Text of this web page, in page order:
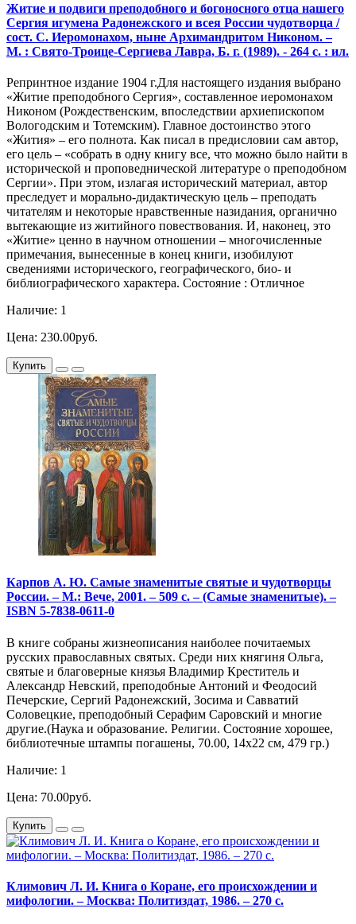
Житие и подвиги преподобного и богоносного отца нашего
Сергия игумена Радонежского и всея России чудотворца /
сост. С. Иеромонахом, ныне Архимандритом Никоном. –
М. : Свято-Троице-Сергиева Лавра, Б. г. (1989). - 264 с. : ил.
Репринтное издание 1904 г.Для настоящего издания выбрано
«Житие преподобного Сергия», составленное иеромонахом
Никоном (Рождественским, впоследствии архиепископом
Вологодским и Тотемским). Главное достоинство этого
«Жития» – его полнота. Как писал в предисловии сам автор,
его цель – «собрать в одну книгу все, что можно было найти в
исторической и проповеднической литературе о преподобном
Сергии». При этом, излагая исторический материал, автор
преследует и морально-дидактическую цель – преподать
читателям и некоторые нравственные назидания, органично
вытекающие из житийного повествования. И, наконец, это
«Житие» ценно в научном отношении – многочисленные
примечания, вынесенные в конец книги, изобилуют
сведениями исторического, географического, био- и
библиографического характера. Состояние : Отличное
Наличие: 1
Цена: 230.00руб.
Купить
Карпов А. Ю. Самые знаменитые святые и чудотворцы
России. – М.: Вече, 2001. – 509 с. – (Самые знаменитые). –
ISBN 5-7838-0611-0
В книге собраны жизнеописания наиболее почитаемых
русских православных святых. Среди них княгиня Ольга,
святые и благоверные князья Владимир Креститель и
Александр Невский, преподобные Антоний и Феодосий
Печерские, Сергий Радонежский, Зосима и Савватий
Соловецкие, преподобный Серафим Саровский и многие
другие.(Наука и образование. Религии. Состояние хорошее,
библиотечные штампы погашены, 70.00, 14х22 см, 479 гр.)
Наличие: 1
Цена: 70.00руб.
Купить
Климович Л. И. Книга о Коране, его происхождении и
мифологии. – Москва: Политиздат, 1986. – 270 с.